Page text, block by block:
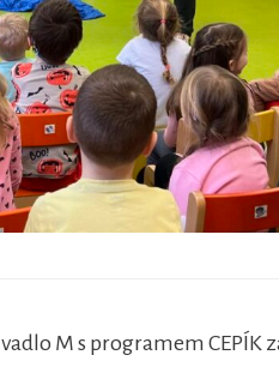
M s programem CEPÍK